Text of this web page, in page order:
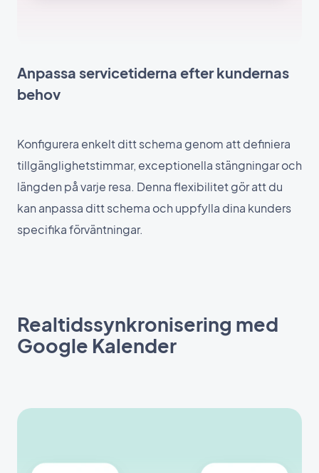
Anpassa servicetiderna efter kundernas
behov
Konfigurera enkelt ditt schema genom att definiera
tillgänglighetstimmar, exceptionella stängningar och
längden på varje resa. Denna flexibilitet gör att du
kan anpassa ditt schema och uppfylla dina kunders
specifika förväntningar.
Realtidssynkronisering med
Google Kalender